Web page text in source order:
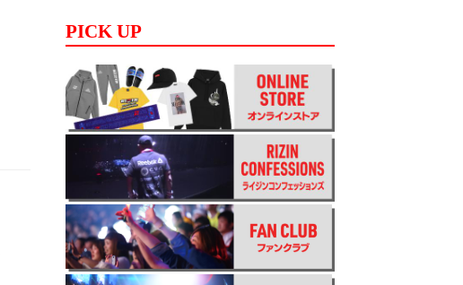
PICK UP